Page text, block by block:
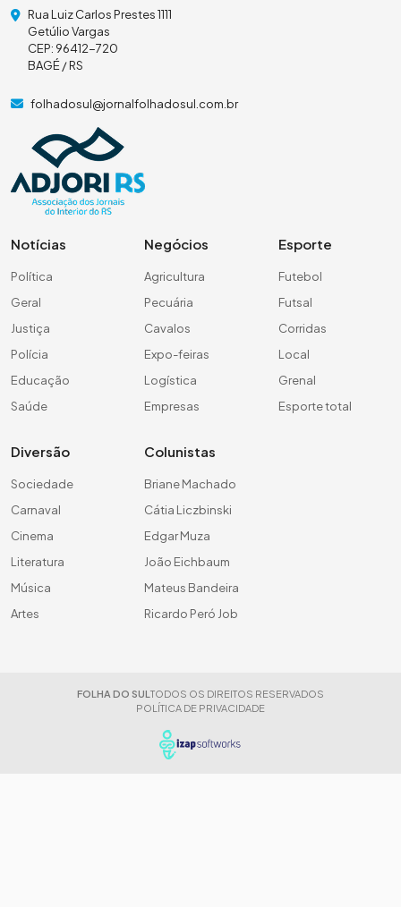
Rua Luiz Carlos Prestes 1111
Getúlio Vargas
CEP: 96412-720
BAGÉ / RS
folhadosul@jornalfolhadosul.com.br
Notícias
Política
Geral
Justiça
Polícia
Educação
Saúde
Negócios
Agricultura
Pecuária
Cavalos
Expo-feiras
Logística
Empresas
Esporte
Futebol
Futsal
Corridas
Local
Grenal
Esporte total
Diversão
Sociedade
Carnaval
Cinema
Literatura
Música
Artes
Colunistas
Briane Machado
Cátia Liczbinski
Edgar Muza
João Eichbaum
Mateus Bandeira
Ricardo Peró Job
FOLHA DO SUL TODOS OS DIREITOS RESERVADOS
POLÍTICA DE PRIVACIDADE